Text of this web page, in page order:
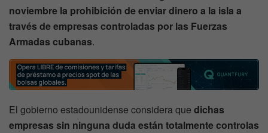
noviembre la prohibición de enviar dinero a la isla a
través de empresas controladas por las Fuerzas
Armadas cubanas.
El gobierno estadounidense considera que dichas
empresas sin ninguna duda están totalmente controlas